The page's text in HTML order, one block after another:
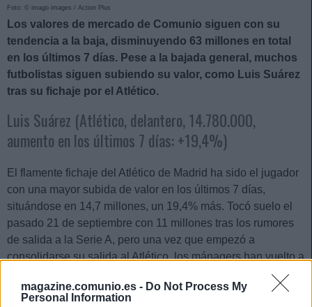
magazine.comunio.es - Do Not Process My
Personal Information
Foto: © imago images / Action Plus
Los valores de mercado de Comunio siguen con su
tendencia a la baja, disminuyendo 63 millones en total
en los últimos 7 días. Pese a la bajada general, muchos
futbolistas siguen subiendo su valor, como Luis Suárez
tras su fichaje por el Atlético.
Luis Suárez (Atlético, delantero, 14.780.000,
aumento en los últimos 7 días: +19,4%)
El flamente fichaje del Atlético de Madrid ha sido el jugador
con una mayor subida de valor en los últimos 7 días,
situándose en 14,7 millones, un 19,4% más. Tocó suelo el
pasado 21 de septiembre con 11 millones tras los rumores
de salida a la Serie A, pero una vez que empezó a
consolidarse su salida al Atlético, los mánagers han vuelto a
Lo normal es que siga subiendo de valor en los próximos